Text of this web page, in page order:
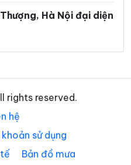
Xã Dân Hòa
Xã Hòa Xá
Xã Hồng Sơn
Hà Nội đại diện
rights reserved.
hệ
sử dụng
Bản đồ mưa